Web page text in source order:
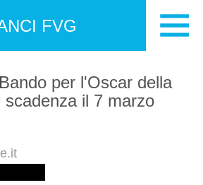
FVG
per l'Oscar della
scadenza il 7 marzo